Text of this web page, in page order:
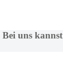
Bei uns kannst